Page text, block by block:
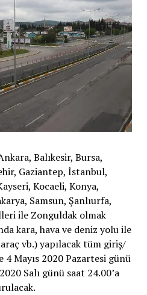
Balıkesir, Bursa,
Gaziantep, İstanbul,
Kocaeli, Konya,
Samsun, Şanlıurfa,
ile Zonguldak olmak
kara, hava ve deniz yolu ile
vb.) yapılacak tüm giriş/
4 Mayıs 2020 Pazartesi günü
Salı günü saat 24.00’a